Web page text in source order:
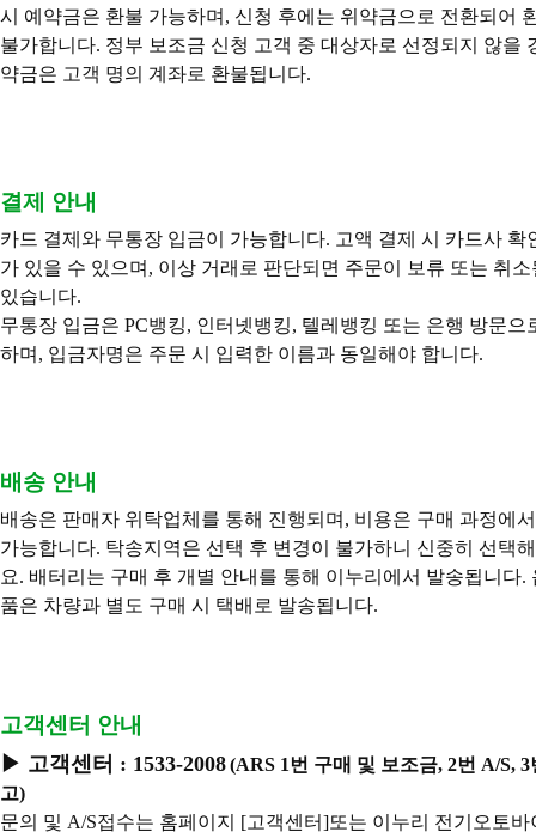
시 예약금은 환불 가능하며, 신청 후에는 위약금으로 전환되어
불가합니다. 정부 보조금 신청 고객 중 대상자로 선정되지 않을
약금은 고객 명의 계좌로 환불됩니다.
결제 안내
카드 결제와 무통장 입금이 가능합니다. 고액 결제 시 카드사 확
가 있을 수 있으며, 이상 거래로 판단되면 주문이 보류 또는 취소
있습니다.
무통장 입금은 PC뱅킹, 인터넷뱅킹, 텔레뱅킹 또는 은행 방문으
하며, 입금자명은 주문 시 입력한 이름과 동일해야 합니다.
배송 안내
배송은 판매자 위탁업체를 통해 진행되며, 비용은 구매 과정에
가능합니다. 탁송지역은 선택 후 변경이 불가하니 신중히 선택
요. 배터리는 구매 후 개별 안내를 통해 이누리에서 발송됩니다.
품은 차량과 별도 구매 시 택배로 발송됩니다.
고객센터 안내
▶ 고객센터 : 1533-2008(ARS 1번 구매 및 보조금, 2번 A/S, 3
고)
문의 및 A/S접수는 홈페이지 [고객센터]또는 이누리 전기오토바